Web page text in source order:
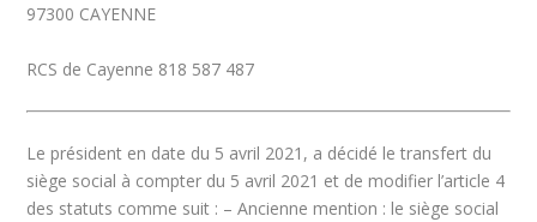
97300 CAYENNE
RCS de Cayenne 818 587 487
Le président en date du 5 avril 2021, a décidé le transfert du
siège social à compter du 5 avril 2021 et de modifier l’article 4
des statuts comme suit : – Ancienne mention : le siège social